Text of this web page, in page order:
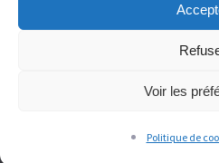
Voir les
Politique de
© Tennis Club Avignon